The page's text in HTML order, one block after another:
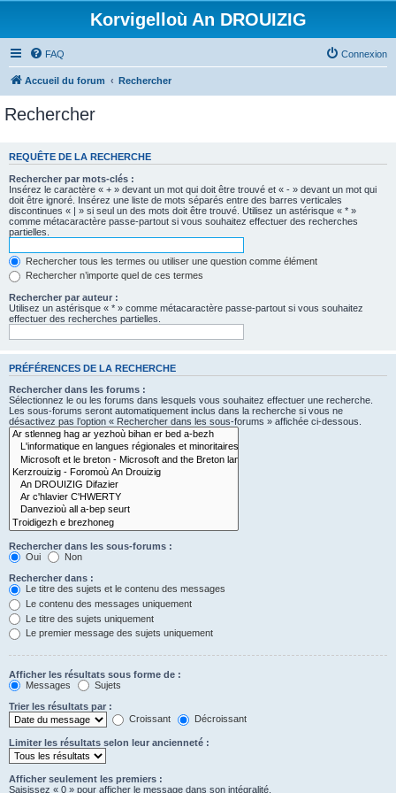
Korvigelloù An DROUIZIG
FAQ Connexion
Accueil du forum Rechercher
Rechercher
REQUÊTE DE LA RECHERCHE
Rechercher par mots-clés :
Insérez le caractère « + » devant un mot qui doit être trouvé et « - » devant un mot qui
doit être ignoré. Insérez une liste de mots séparés entre des barres verticales
discontinues « | » si seul un des mots doit être trouvé. Utilisez un astérisque « * »
comme métacaractère passe-partout si vous souhaitez effectuer des recherches
partielles.
Rechercher tous les termes ou utiliser une question comme élément
Rechercher n’importe quel de ces termes
Rechercher par auteur :
Utilisez un astérisque « * » comme métacaractère passe-partout si vous souhaitez
effectuer des recherches partielles.
PRÉFÉRENCES DE LA RECHERCHE
Rechercher dans les forums :
Sélectionnez le ou les forums dans lesquels vous souhaitez effectuer une recherche.
Les sous-forums seront automatiquement inclus dans la recherche si vous ne
désactivez pas l’option « Rechercher dans les sous-forums » affichée ci-dessous.
Rechercher dans les sous-forums :
Oui
Non
Rechercher dans :
Le titre des sujets et le contenu des messages
Le contenu des messages uniquement
Le titre des sujets uniquement
Le premier message des sujets uniquement
Afficher les résultats sous forme de :
Messages
Sujets
Trier les résultats par :
Croissant
Décroissant
Limiter les résultats selon leur ancienneté :
Afficher seulement les premiers :
Saisissez « 0 » pour afficher le message dans son intégralité.